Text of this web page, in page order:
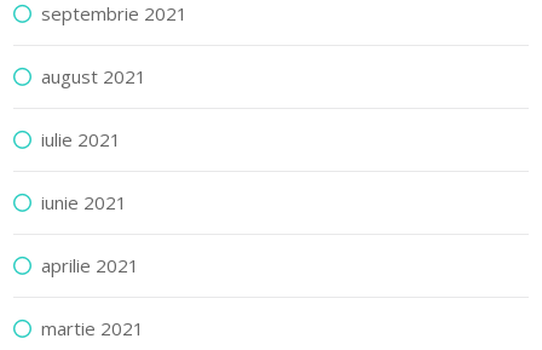
septembrie 2021
august 2021
iulie 2021
iunie 2021
aprilie 2021
martie 2021